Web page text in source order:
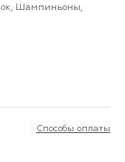
Шампиньоны,
Способы оплаты